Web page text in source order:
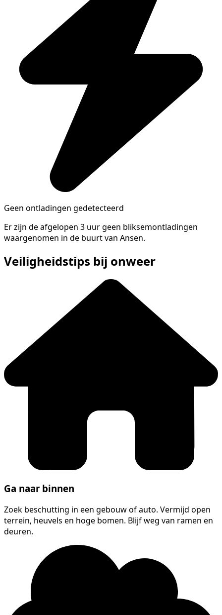
Geen ontladingen gedetecteerd
Er zijn de afgelopen 3 uur geen bliksemontladingen
waargenomen in de buurt van Ansen.
Veiligheidstips bij onweer
Ga naar binnen
Zoek beschutting in een gebouw of auto. Vermijd open
terrein, heuvels en hoge bomen. Blijf weg van ramen en
deuren.